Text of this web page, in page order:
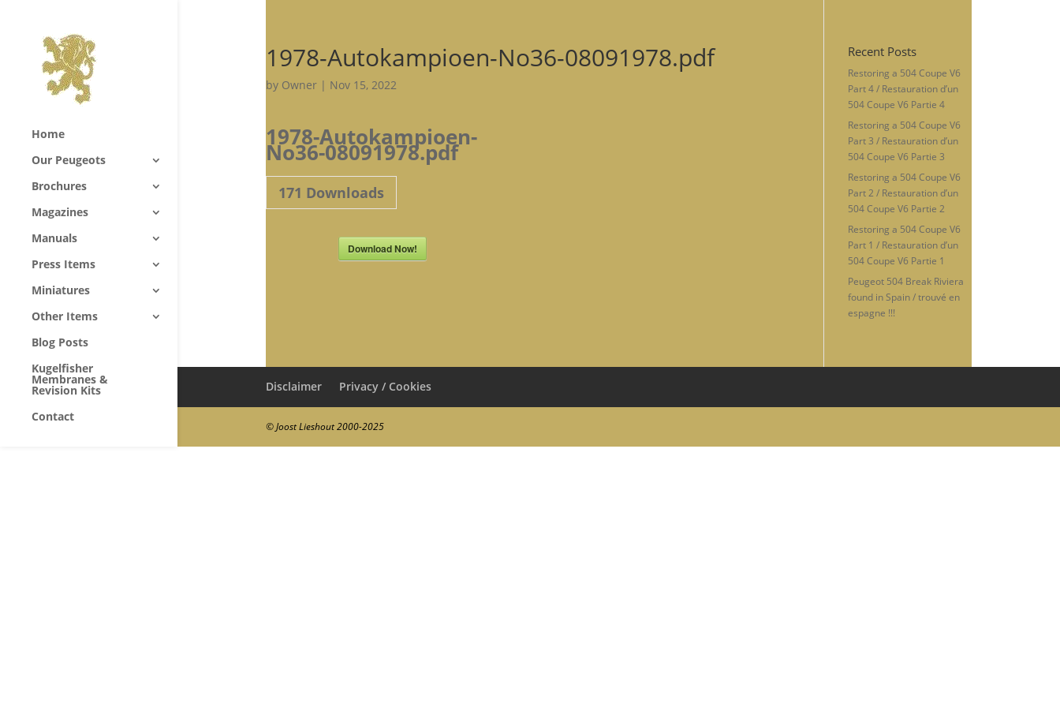
Home
Our Peugeots
Brochures
Magazines
Manuals
Press Items
Miniatures
Other Items
Blog Posts
Kugelfisher
Membranes &
Revision Kits
Contact
1978-Autokampioen-No36-08091978.pdf
by Owner| Nov 15, 2022
1978-Autokampioen-
No36-08091978.pdf
171 Downloads
Download Now!
Recent Posts
Restoring a 504 Coupe V6
Part 4 / Restauration d’un
504 Coupe V6 Partie 4
Restoring a 504 Coupe V6
Part 3 / Restauration d’un
504 Coupe V6 Partie 3
Restoring a 504 Coupe V6
Part 2 / Restauration d’un
504 Coupe V6 Partie 2
Restoring a 504 Coupe V6
Part 1 / Restauration d’un
504 Coupe V6 Partie 1
Peugeot 504 Break Riviera
found in Spain / trouvé en
espagne !!!
Disclaimer Privacy / Cookies
© Joost Lieshout 2000-2025